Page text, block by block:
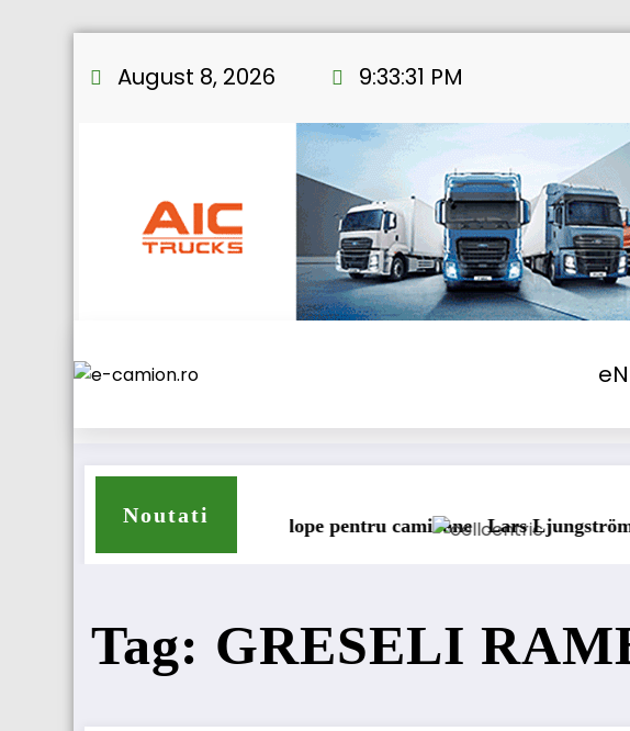
August 8, 2026 9:33:32 PM
Noutati
gama de anvelope pentru camioane Lars Ljungström a fost numit
Tag: GRESELI